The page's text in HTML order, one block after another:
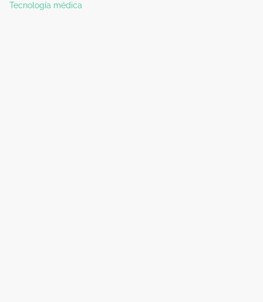
Tecnología médica